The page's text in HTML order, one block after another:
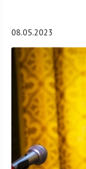
08.05.2023